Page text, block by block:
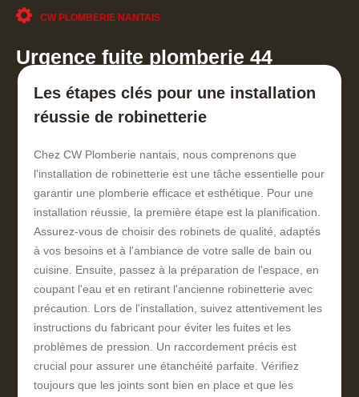
CW PLOMBERIE NANTAIS
Urgence fuite plomberie 44
Les étapes clés pour une installation
réussie de robinetterie
Chez CW Plomberie nantais, nous comprenons que
l'installation de robinetterie est une tâche essentielle pour
garantir une plomberie efficace et esthétique. Pour une
installation réussie, la première étape est la planification.
Assurez-vous de choisir des robinets de qualité, adaptés
à vos besoins et à l'ambiance de votre salle de bain ou
cuisine. Ensuite, passez à la préparation de l'espace, en
coupant l'eau et en retirant l'ancienne robinetterie avec
précaution. Lors de l'installation, suivez attentivement les
instructions du fabricant pour éviter les fuites et les
problèmes de pression. Un raccordement précis est
crucial pour assurer une étanchéité parfaite. Vérifiez
toujours que les joints sont bien en place et que les